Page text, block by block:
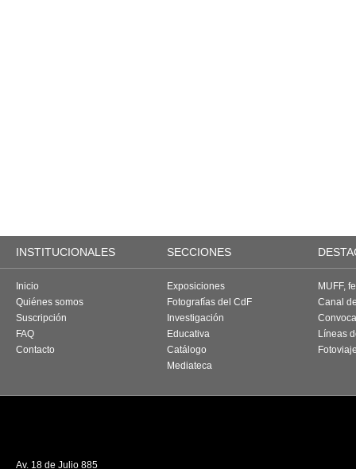
INSTITUCIONALES SECCIONES
Inicio
Quiénes somos
Suscripción
FAQ
Contacto
Exposiciones
Fotografías del CdF
Investigación
Educativa
Catálogo
Mediateca
MUFF,
Canal
Líneas
Av. 18 de Julio 885